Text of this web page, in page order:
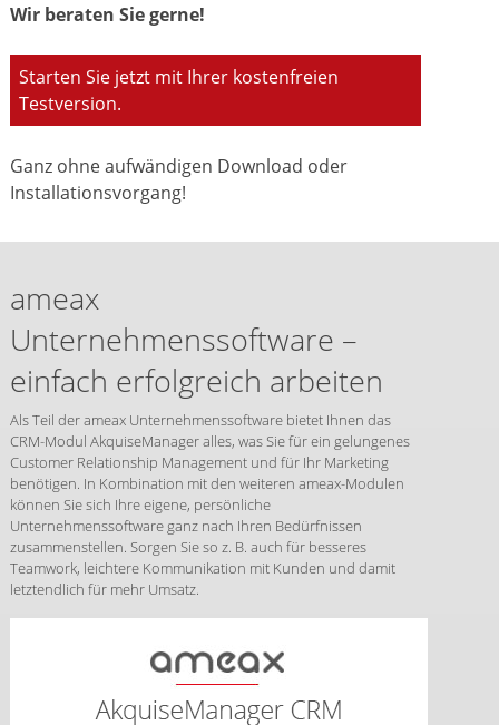
Wir beraten Sie gerne!
Starten Sie jetzt mit Ihrer kostenfreien
Testversion.
Ganz ohne aufwändigen Download oder
Installationsvorgang!
ameax
Unternehmenssoftware –
einfach erfolgreich arbeiten
Als Teil der ameax Unternehmenssoftware bietet Ihnen das
CRM-Modul AkquiseManager alles, was Sie für ein gelungenes
Customer Relationship Management und für Ihr Marketing
benötigen. In Kombination mit den weiteren ameax-Modulen
können Sie sich Ihre eigene, persönliche
Unternehmenssoftware ganz nach Ihren Bedürfnissen
zusammenstellen. Sorgen Sie so z. B. auch für besseres
Teamwork, leichtere Kommunikation mit Kunden und damit
letztendlich für mehr Umsatz.